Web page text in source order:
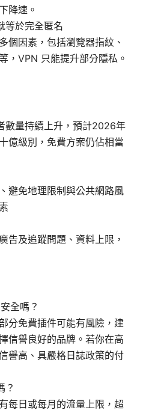
降速。
等於完全匿名
個因素，包括瀏覽器指紋、
，VPN 只能提升部分隱私。
數量持續上升，預計2026年
億級別，免費方案仍佔相當
避免地理限制與公共網路風
告及追蹤問題、資料上限，
全嗎？
分免費插件可能有風險，建
信譽良好的品牌。若你在高
譽高、具嚴格日誌政策的付
？
每日或每月的流量上限，超